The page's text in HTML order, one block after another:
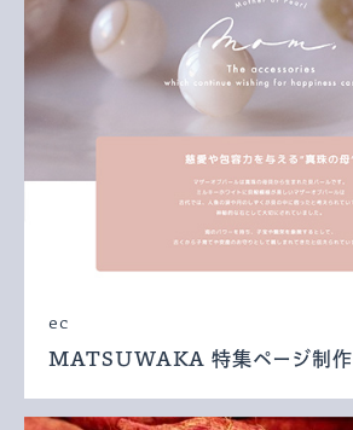
ec
MATSUWAKA 特集ページ制作